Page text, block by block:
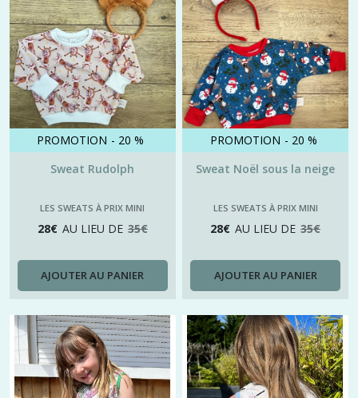
PROMOTION - 20 %
Sweat Rudolph
LES SWEATS À PRIX MINI
28€ AU LIEU DE 35€
AJOUTER AU PANIER
PROMOTION - 20 %
Sweat Noël sous la neige
LES SWEATS À PRIX MINI
28€ AU LIEU DE 35€
AJOUTER AU PANIER
(2)
les
T
shirts
à
prix
mini
(4)
résultats